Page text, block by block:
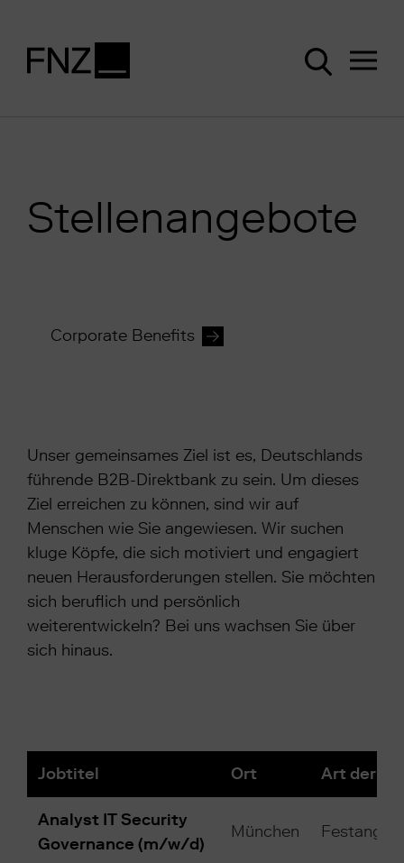
Stellenangebote
Corporate Benefits
Unser gemeinsames Ziel ist es, Deutschlands
führende B2B-Direktbank zu sein. Um dieses
Ziel erreichen zu können, sind wir auf
Menschen wie Sie angewiesen. Wir suchen
kluge Köpfe, die sich motiviert und engagiert
neuen Herausforderungen stellen. Sie möchten
sich beruflich und persönlich
weiterentwickeln? Bei uns wachsen Sie über
sich hinaus.
Jobtitel Ort Art der
Analyst IT Security
Governance (m/w/d)
München